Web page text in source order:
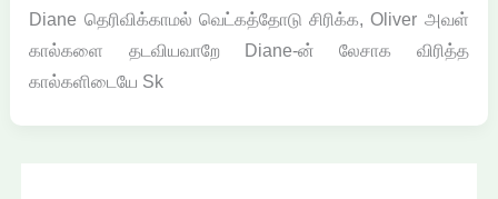
Diane தெரிவிக்காமல் வெட்கத்தோடு சிரிக்க, Oliver அவள்
கால்களை தடவியவாறே Diane-ன் லேசாக விரித்த
கால்களிடையே Sk